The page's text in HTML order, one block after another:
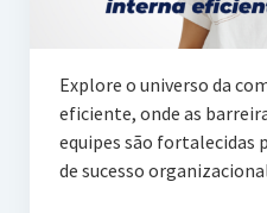
Explore o universo da
eficiente, onde as
equipes são fortalecidas
de sucesso